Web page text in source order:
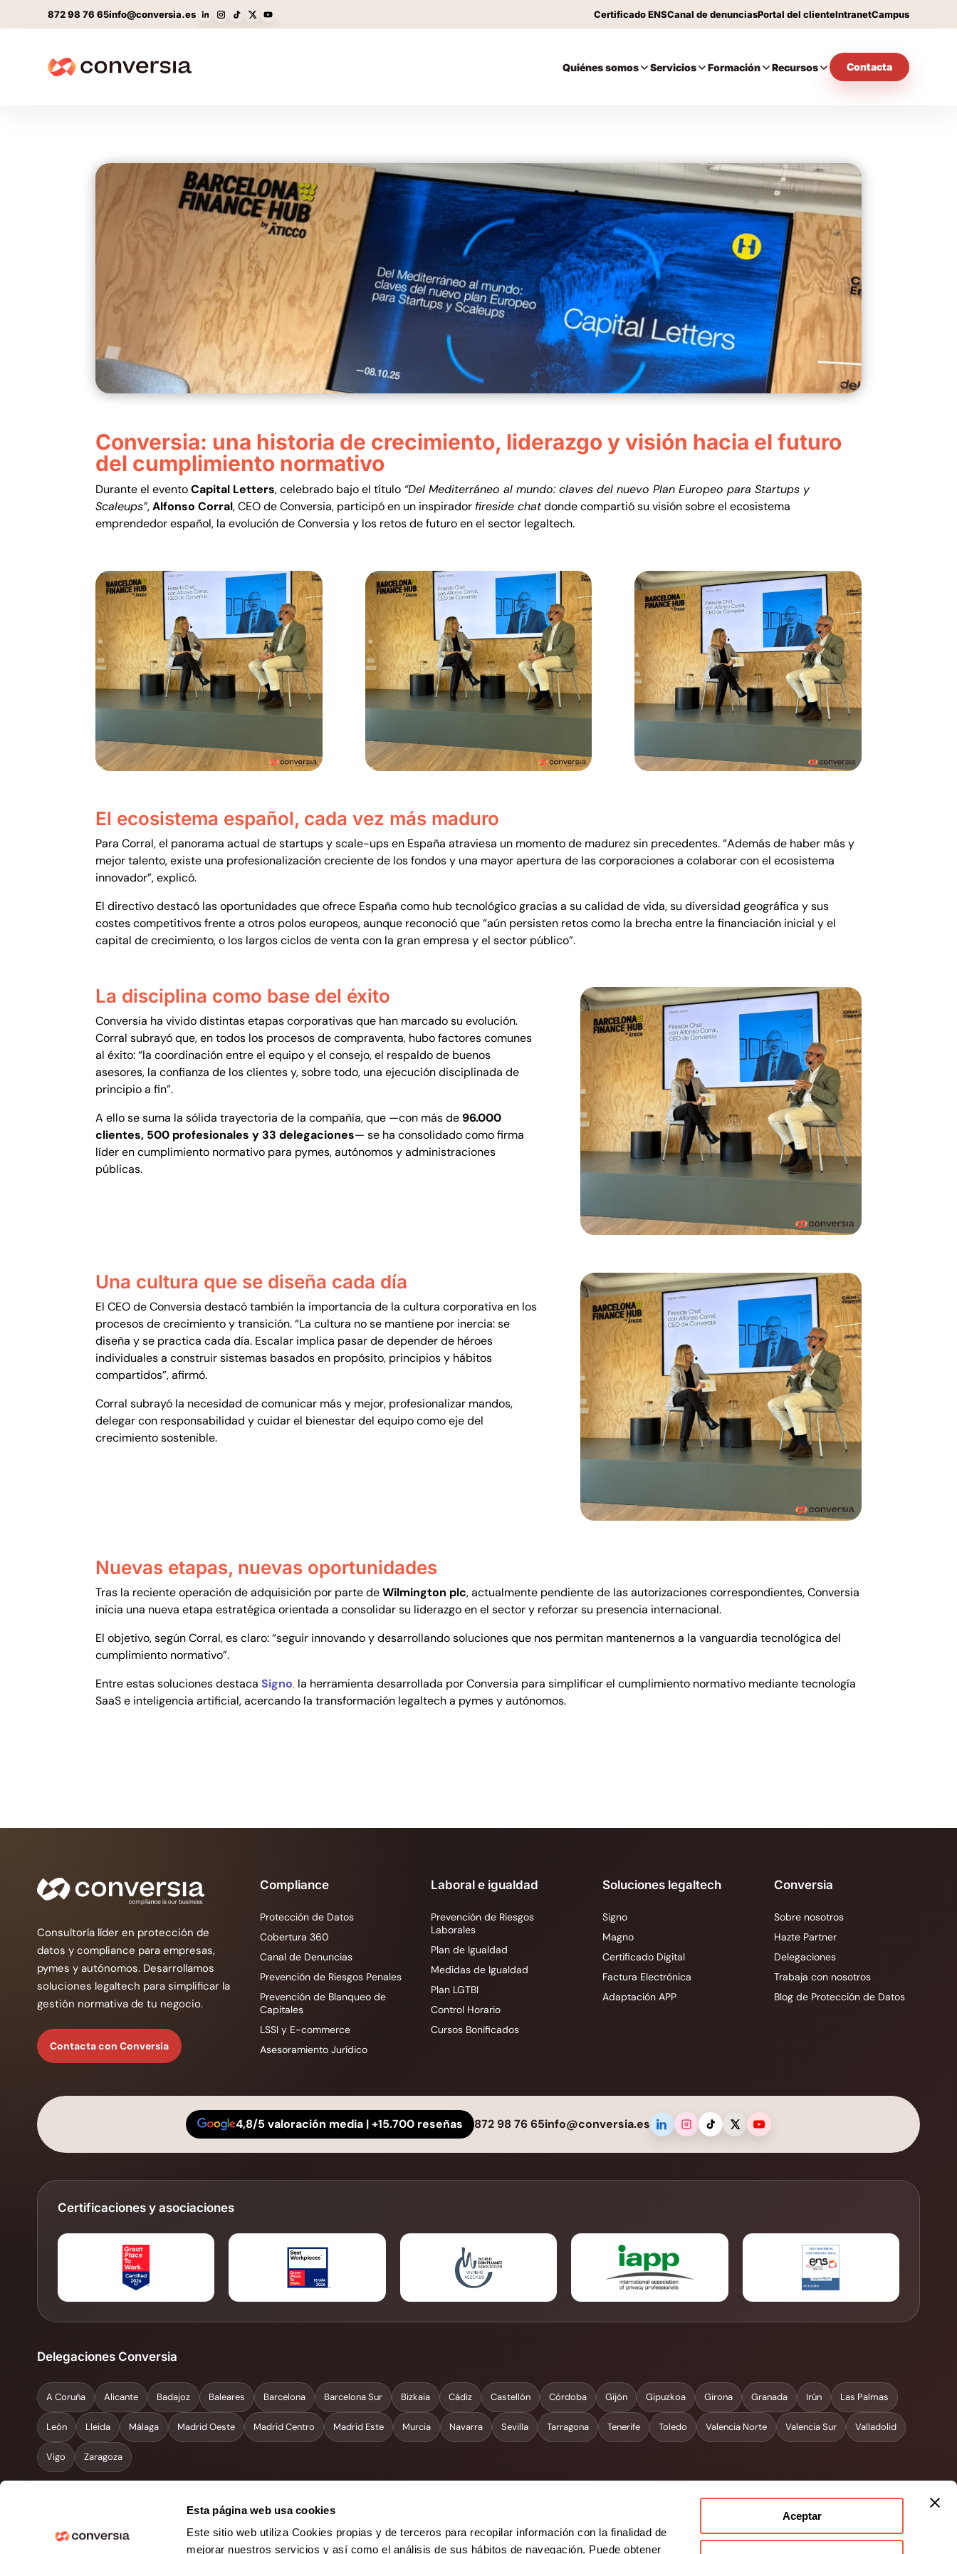
Esta página web usa cookies
Este sitio web utiliza Cookies propias y de terceros para recopilar información con la finalidad de
mejorar nuestros servicios y así como el análisis de sus hábitos de navegación. Puede obtener
Aceptar
872 98 76 65info@conversia.es Certificado ENSCanal de denunciasPortal del clienteIntranetCampus
Quiénes somos Servicios Formación Recursos Contacta
Conversia: una historia de crecimiento, liderazgo y visión hacia el futuro
del cumplimiento normativo
Durante el evento Capital Letters, celebrado bajo el título “Del Mediterráneo al mundo: claves del nuevo Plan Europeo para Startups y
Scaleups”, Alfonso Corral, CEO de Conversia, participó en un inspirador fireside chatdonde compartió su visión sobre el ecosistema
emprendedor español, la evolución de Conversia y los retos de futuro en el sector legaltech.
El ecosistema español, cada vez más maduro
Para Corral, el panorama actual de startups y scale-ups en España atraviesa un momento de madurez sin precedentes. “Además de haber más y
mejor talento, existe una profesionalización creciente de los fondos y una mayor apertura de las corporaciones a colaborar con el ecosistema
innovador”, explicó.
El directivo destacó las oportunidades que ofrece España como hub tecnológico gracias a su calidad de vida, su diversidad geográfica y sus
costes competitivos frente a otros polos europeos, aunque reconoció que “aún persisten retos como la brecha entre la financiación inicial y el
capital de crecimiento, o los largos ciclos de venta con la gran empresa y el sector público”.
La disciplina como base del éxito
Conversia ha vivido distintas etapas corporativas que han marcado su evolución.
Corral subrayó que, en todos los procesos de compraventa, hubo factores comunes
al éxito: “la coordinación entre el equipo y el consejo, el respaldo de buenos
asesores, la confianza de los clientes y, sobre todo, una ejecución disciplinada de
principio a fin”.
A ello se suma la sólida trayectoria de la compañía, que —con más de 96.000
clientes, 500 profesionales y 33 delegaciones— se ha consolidado como firma
líder en cumplimiento normativo para pymes, autónomos y administraciones
públicas.
Una cultura que se diseña cada día
El CEO de Conversia destacó también la importancia de la cultura corporativa en los
procesos de crecimiento y transición. “La cultura no se mantiene por inercia: se
diseña y se practica cada día. Escalar implica pasar de depender de héroes
individuales a construir sistemas basados en propósito, principios y hábitos
compartidos”, afirmó.
Corral subrayó la necesidad de comunicar más y mejor, profesionalizar mandos,
delegar con responsabilidad y cuidar el bienestar del equipo como eje del
crecimiento sostenible.
Nuevas etapas, nuevas oportunidades
Tras la reciente operación de adquisición por parte de Wilmington plc, actualmente pendiente de las autorizaciones correspondientes, Conversia
inicia una nueva etapa estratégica orientada a consolidar su liderazgo en el sector y reforzar su presencia internacional.
El objetivo, según Corral, es claro: “seguir innovando y desarrollando soluciones que nos permitan mantenernos a la vanguardia tecnológica del
cumplimiento normativo”.
Entre estas soluciones destaca Signo, la herramienta desarrollada por Conversia para simplificar el cumplimiento normativo mediante tecnología
SaaS e inteligencia artificial, acercando la transformación legaltech a pymes y autónomos.
Consultoría líder en protección de
datos y compliance para empresas,
pymes y autónomos. Desarrollamos
soluciones legaltech para simplificar la
gestión normativa de tu negocio.
Contacta con Conversia
Compliance
Protección de Datos
Cobertura 360
Canal de Denuncias
Prevención de Riesgos Penales
Prevención de Blanqueo de
Capitales
LSSI y E-commerce
Asesoramiento Jurídico
Laboral e igualdad
Prevención de Riesgos
Laborales
Plan de Igualdad
Medidas de Igualdad
Plan LGTBI
Control Horario
Cursos Bonificados
Soluciones legaltech
Signo
Magno
Certificado Digital
Factura Electrónica
Adaptación APP
Conversia
Sobre nosotros
Hazte Partner
Delegaciones
Trabaja con nosotros
Blog de Protección de Datos
4,8/5 valoración media | +15.700 reseñas 872 98 76 65info@conversia.es
Certificaciones y asociaciones
Delegaciones Conversia
A Coruña Alicante Badajoz Baleares Barcelona Barcelona Sur Bizkaia Cádiz Castellón Córdoba Gijón Gipuzkoa Girona Granada Irún Las Palmas
León Lleida Málaga Madrid Oeste Madrid Centro Madrid Este Murcia Navarra Sevilla Tarragona Tenerife Toledo Valencia Norte Valencia Sur Valladolid
Vigo Zaragoza